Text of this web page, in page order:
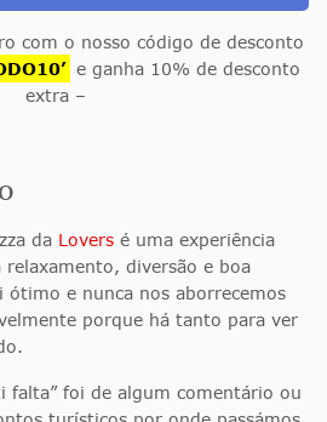
com o nosso código de desconto
e ganha 10% de desconto
extra –
da Lovers é uma experiência
diversão e boa
e nunca nos aborrecemos
porque há tanto para ver
falta” foi de algum comentário ou